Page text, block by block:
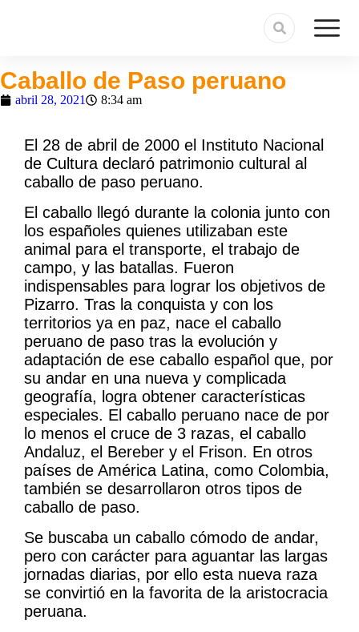
Caballo de Paso peruano
abril 28, 2021 8:34 am
El 28 de abril de 2000 el Instituto Nacional
de Cultura declaró patrimonio cultural al
caballo de paso peruano.
El caballo llegó durante la colonia junto con
los españoles quienes utilizaban este
animal para el transporte, el trabajo de
campo, y las batallas. Fueron
indispensables para lograr los objetivos de
Pizarro. Tras la conquista y con los
territorios ya en paz, nace el caballo
peruano de paso tras la evolución y
adaptación de ese caballo español que, por
su andar en una nueva y complicada
geografía, logra obtener características
especiales. El caballo peruano nace de por
lo menos el cruce de 3 razas, el caballo
Andaluz, el Bereber y el Frison. En otros
países de América Latina, como Colombia,
también se desarrollaron otros tipos de
caballo de paso.
Se buscaba un caballo cómodo de andar,
pero con carácter para aguantar las largas
jornadas diarias, por ello esta nueva raza
se convirtió en la favorita de la aristocracia
peruana.